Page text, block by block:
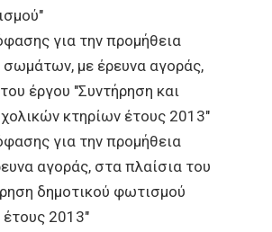
για την προμήθεια
σωμάτων, με έρευνα αγοράς,
έργου "Συντήρηση και
κτηρίων έτους 2013"
για την προμήθεια
αγοράς, στα πλαίσια του
δημοτικού φωτισμού
2013"